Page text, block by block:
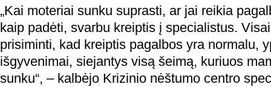
„Kai moteriai sunku suprasti, ar jai reikia
kaip padėti, svarbu kreiptis į specialistus.
prisiminti, kad kreiptis pagalbos yra normalu,
išgyvenimai, siejantys visą šeimą, kuriuos
sunku“, – kalbėjo Krizinio nėštumo centro